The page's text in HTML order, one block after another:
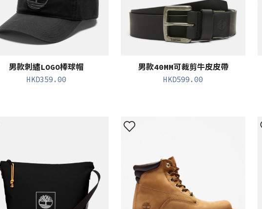
男款刺繡LOGO棒球帽
HKD359.00
男款40MM可裁剪牛皮皮帶
HKD599.00